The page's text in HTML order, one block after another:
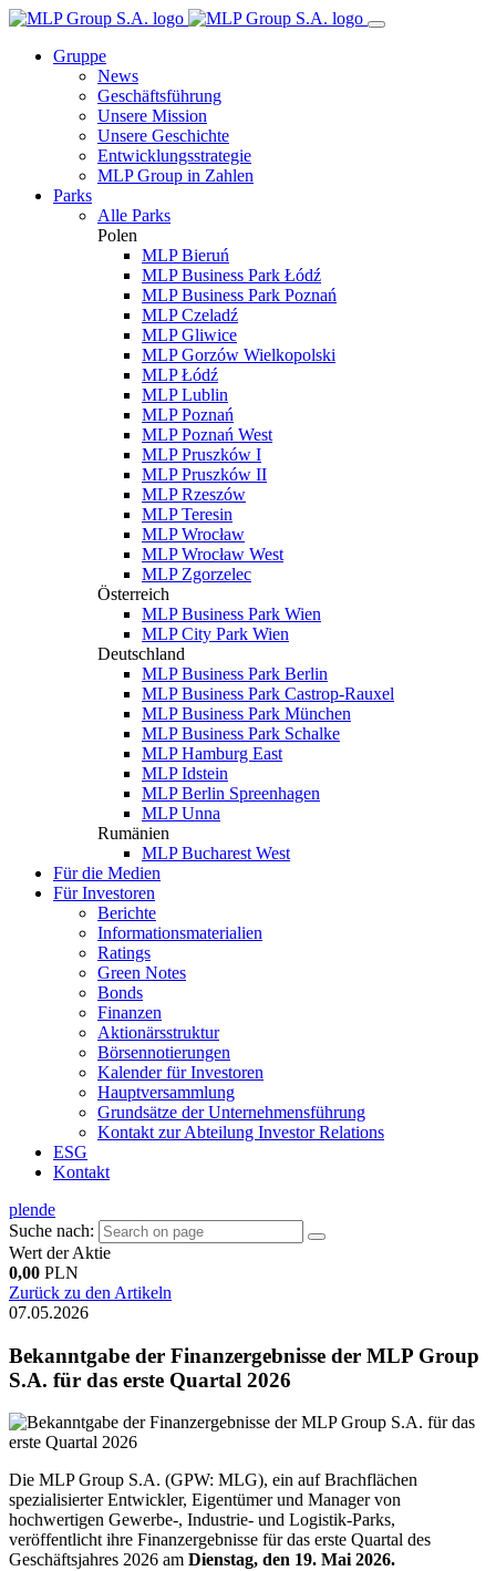
Gruppe
News
Geschäftsführung
Unsere Mission
Unsere Geschichte
Entwicklungsstrategie
MLP Group in Zahlen
Parks
Alle Parks
Polen
MLP Bieruń
MLP Business Park Łódź
MLP Business Park Poznań
MLP Czeladź
MLP Gliwice
MLP Gorzów Wielkopolski
MLP Łódź
MLP Lublin
MLP Poznań
MLP Poznań West
MLP Pruszków I
MLP Pruszków II
MLP Rzeszów
MLP Teresin
MLP Wrocław
MLP Wrocław West
MLP Zgorzelec
Österreich
MLP Business Park Wien
MLP City Park Wien
Deutschland
MLP Business Park Berlin
MLP Business Park Castrop-Rauxel
MLP Business Park München
MLP Business Park Schalke
MLP Hamburg East
MLP Idstein
MLP Berlin Spreenhagen
MLP Unna
Rumänien
MLP Bucharest West
Für die Medien
Für Investoren
Berichte
Informationsmaterialien
Ratings
Green Notes
Bonds
Finanzen
Aktionärsstruktur
Börsennotierungen
Kalender für Investoren
Hauptversammlung
Grundsätze der Unternehmensführung
Kontakt zur Abteilung Investor Relations
ESG
Kontakt
plende
Suche nach:
Wert der Aktie
0,00 PLN
Zurück zu den Artikeln
07.05.2026
Bekanntgabe der Finanzergebnisse der MLP Group
S.A. für das erste Quartal 2026
Die MLP Group S.A. (GPW: MLG), ein auf Brachflächen
spezialisierter Entwickler, Eigentümer und Manager von
hochwertigen Gewerbe-, Industrie- und Logistik-Parks,
veröffentlicht ihre Finanzergebnisse für das erste Quartal des
Geschäftsjahres 2026 am Dienstag, den 19. Mai 2026.